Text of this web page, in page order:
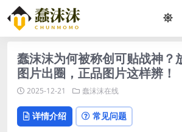
蠢沫沫为何被称创可贴战神？
图片出圈，正品图片这样辨！
2025-12-21 蠢沫沫在线
详情介绍 常见问题